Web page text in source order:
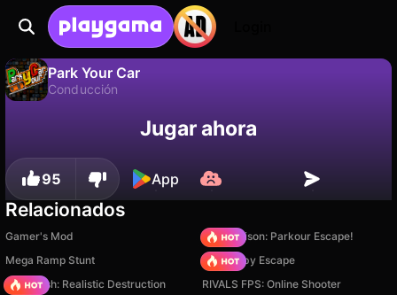
Park Your Car
Conducción
¡Guarda el progreso!Jugar ahora
95 App
Relacionados
Gamer's Mod
Barry Prison: Parkour Escape!
Mega Ramp Stunt
Your Obby Escape
Car Crush: Realistic Destruction
RIVALS FPS: Online Shooter